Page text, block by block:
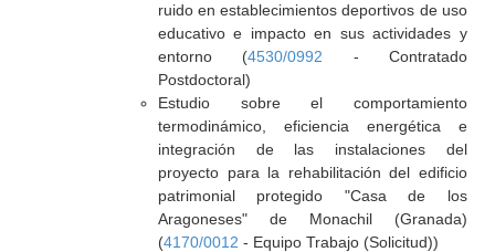
ruido en establecimientos deportivos de uso
educativo e impacto en sus actividades y
entorno (4530/0992 - Contratado
Postdoctoral)
Estudio sobre el comportamiento
termodinámico, eficiencia energética e
integración de las instalaciones del
proyecto para la rehabilitación del edificio
patrimonial protegido "Casa de los
Aragoneses" de Monachil (Granada)
(4170/0012 - Equipo Trabajo (Solicitud))